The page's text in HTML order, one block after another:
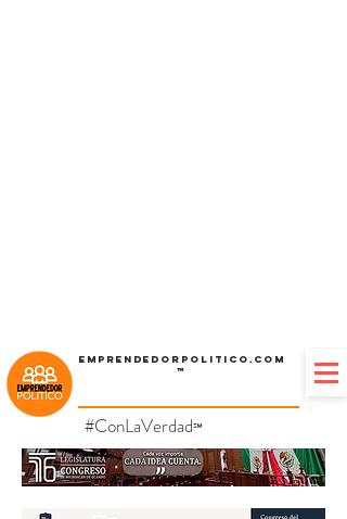
Emprendedorpolitico.com
™
#ConLaVerdad℠